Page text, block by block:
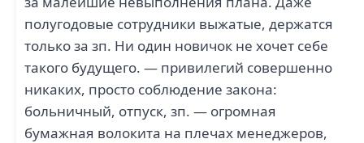
полугодовые сотрудники выжатые, держатся
только за зп. Ни один новичок не хочет себе
такого будущего. — привилегий совершенно
никаких, просто соблюдение закона:
больничный, отпуск, зп. — огромная
бумажная волокита на плечах менеджеров,